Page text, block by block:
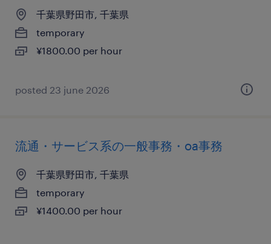
千葉県野田市, 千葉県
temporary
¥1800.00 per hour
posted 23 june 2026
流通・サービス系の一般事務・oa事務
千葉県野田市, 千葉県
temporary
¥1400.00 per hour